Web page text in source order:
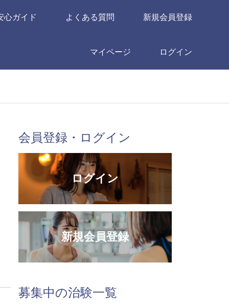
心ガイド よくある質問 新規会員登録
マイページ ログイン
会員登録・ログイン
ログイン
新規会員登録
募集中の治験一覧